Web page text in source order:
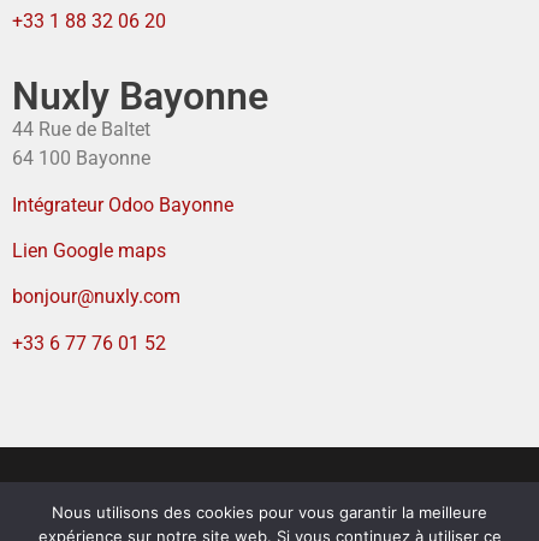
+33 1 88 32 06 20
Nuxly Bayonne
44 Rue de Baltet
64 100 Bayonne
Intégrateur Odoo Bayonne
Lien Google maps
bonjour@nuxly.com
+33 6 77 76 01 52
Mentions légales–Politique de confidentialité–
Nous utilisons des cookies pour vous garantir la meilleure
expérience sur notre site web. Si vous continuez à utiliser ce